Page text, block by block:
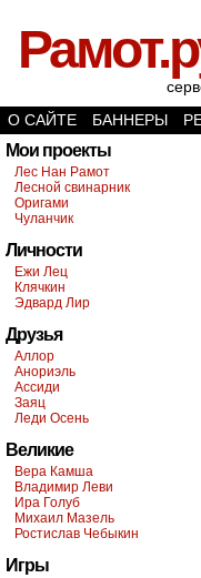
О САЙТЕ
БАННЕРЫ
Мои проекты
Лес Нан Рамот
Лесной свинарник
Оригами
Чуланчик
Личности
Ежи Лец
Клячкин
Эдвард Лир
Друзья
Аллор
Анориэль
Ассиди
Заяц
Леди Осень
Великие
Вера Камша
Владимир Леви
Ира Голуб
Михаил Мазель
Ростислав Чебыкин
Игры